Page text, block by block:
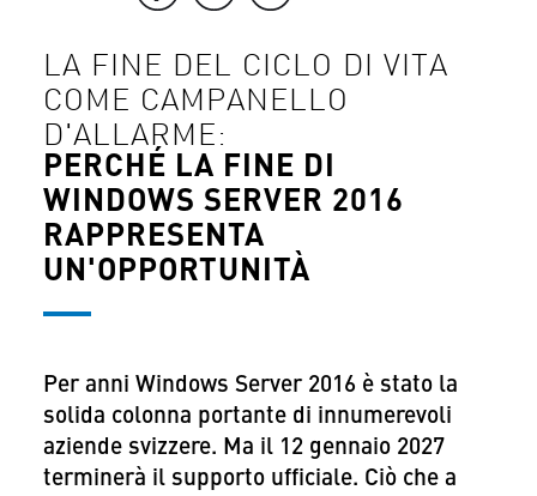
LA FINE DEL CICLO DI VITA
COME CAMPANELLO
D'ALLARME:
PERCHÉ LA FINE DI
WINDOWS SERVER 2016
RAPPRESENTA
UN'OPPORTUNITÀ
Per anni Windows Server 2016 è stato la
solida colonna portante di innumerevoli
aziende svizzere. Ma il 12 gennaio 2027
terminerà il supporto ufficiale. Ciò che a